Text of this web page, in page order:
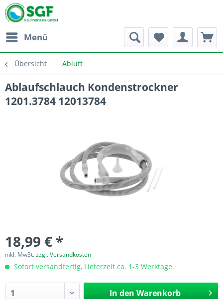
Menü
Übersicht Abluft
Ablaufschlauch Kondenstrockner
1201.3784 12013784
18,99 € *
inkl. MwSt.zzgl. Versandkosten
Sofort versandfertig, Lieferzeit ca. 1-3 Werktage
In den Warenkorb